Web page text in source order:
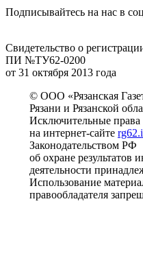
Подписывайтесь на нас в
Свидетельство о
ПИ №ТУ62-0200
от 31 октября 2013 года
© ООО «Рязанская
Рязани и Рязанской
Исключительные
на интернет-сайте
Законодательством РФ
об охране результатов
деятельности
Использование
правообладателя